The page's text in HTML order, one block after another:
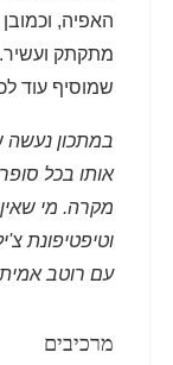
האפיה,
מתקתק
שמוסיף עוד
במתכון נעשה
אותו בכל
וטיפטיפונת
עם רוטב
מרכיבים